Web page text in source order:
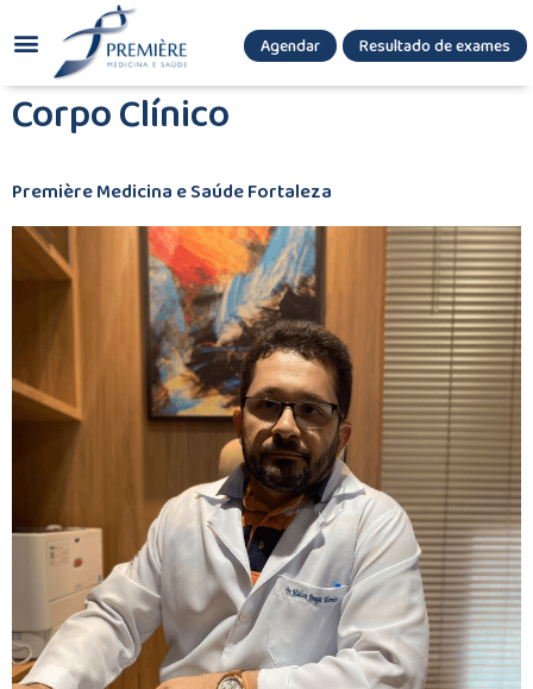
Agendar Resultado de exames
Corpo Clínico
Première Medicina e Saúde Fortaleza